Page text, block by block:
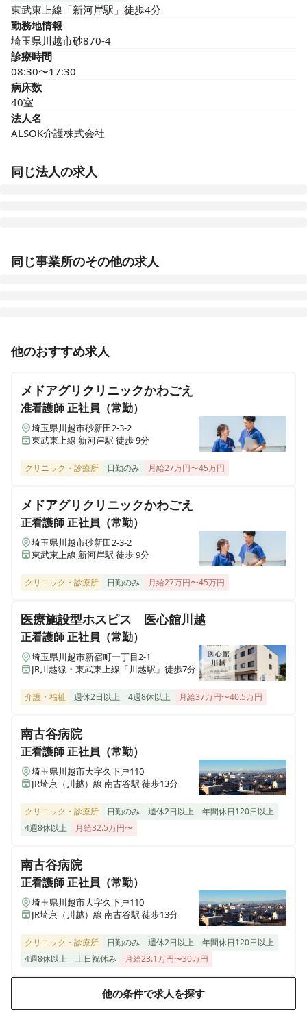
東武東上線「新河岸駅」徒歩4分
勤務地情報
埼玉県川越市砂870-4
診療時間
08:30〜17:30
病床数
40室
法人名
ALSOK介護株式会社
同じ法人の求人
平あじさい公園
東京都小平市仲町293-5
千葉県船橋市旭町1-25-15
ALSOK介護 サービス付き高齢者向け住宅 アミカの郷流
千葉県流山市おおたかの森西1-23-3
ALSOK介護 サービス付き高齢者向け住宅(有料老人ホー
ム） アミカの郷草加谷塚
埼玉県草加市谷塚町1943-1
ALSOK介護 さいたま訪問看護ステーション
埼玉県さいたま市大宮区三橋2-794-2
ALSOK介護 ショートステイ みんなの家・西東京
東京都西東京市芝久保町2-13-32
ALSOK介護 ショートステイ みんなの家・西尾久
ALSOK介護 ショートステイ みんなの家・川越新河岸
埼玉県川越市砂870-4
ALSOK介護 ショートステイ みんなの家・大宮吉野町
埼玉県さいたま市北区吉野町1-356-1
ALSOK介護 デイサービス かたくりの里 町田
ALSOK介護 デイサービスかたくりの里 みずほ台
ALSOK介護 デイサービスかたくりの里 相模台
神奈川県相模原市南区相模台団地5-7
ALSOK介護 デイサービスかたくりの里 大蔵
東京都町田市大蔵町482-7
同じ事業所のその他の求人
准看護師 パート・アルバイト
日勤・日曜定休！ブランク・介護施設未経験ＯＫ＜
准看護師 正社員（常勤）
＜ALSOKの介護＞オンコールなし◎日勤のみ◎デイサー
ビス・看護師
正看護師 正社員（常勤）
＜ALSOKの介護＞オンコールなし◎日勤のみ◎デイサー
ビス・看護師
他のおすすめ求人
メドアグリクリニックかわごえ
准看護師正社員（常勤）
埼玉県川越市砂新田2-3-2
東武東上線 新河岸駅 徒歩 9分
クリニック・診療所 日勤のみ 月給27万円〜45万円
メドアグリクリニックかわごえ
正看護師正社員（常勤）
埼玉県川越市砂新田2-3-2
東武東上線 新河岸駅 徒歩 9分
クリニック・診療所 日勤のみ 月給27万円〜45万円
医療施設型ホスピス 医心館川越
正看護師正社員（常勤）
埼玉県川越市新宿町一丁目2-1
JR川越線・東武東上線「川越駅」徒歩7分
介護・福祉 週休2日以上 4週8休以上 月給37万円〜40.5万円
南古谷病院
正看護師正社員（常勤）
埼玉県川越市大字久下戸110
JR埼京（川越）線 南古谷駅 徒歩13分
クリニック・診療所 日勤のみ 週休2日以上
年間休日120日以上
4週8休以上
月給32.5万円〜
南古谷病院
正看護師正社員（常勤）
埼玉県川越市大字久下戸110
JR埼京（川越）線 南古谷駅 徒歩13分
クリニック・診療所 日勤のみ 週休2日以上
年間休日120日以上
4週8休以上
土日祝休み 月給23.1万円〜30万円
他の条件で求人を探す